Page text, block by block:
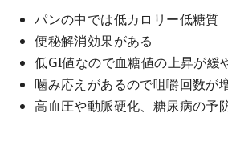
パンの中では低カロリー低糖質
便秘解消効果がある
低GI値なので血糖値の上昇が緩
噛み応えがあるので咀嚼回数が
高血圧や動脈硬化、糖尿病の予